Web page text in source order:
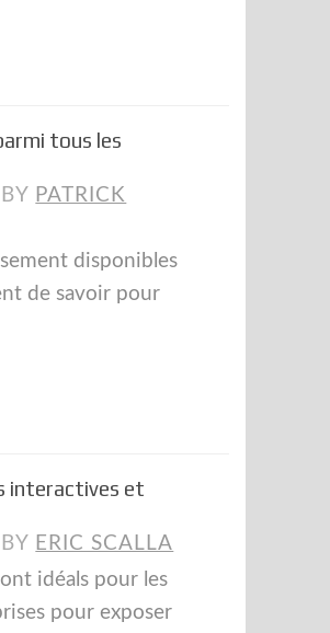
tous les
BY PATRICK
disponibles
de savoir pour
interactives et
BY ERIC SCALLA
idéals pour les
pour exposer